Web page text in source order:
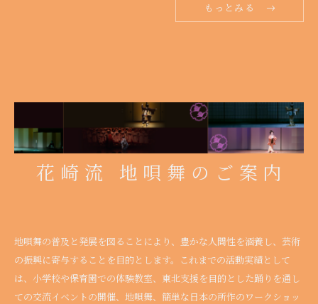
もっとみる
花崎流 地唄舞のご案内
地唄舞の普及と発展を図ることにより、豊かな人間性を涵養し、芸術
の振興に寄与することを目的とします。これまでの活動実績として
は、小学校や保育園での体験教室、東北支援を目的とした踊りを通し
ての交流イベントの開催、地唄舞、簡単な日本の所作のワークショッ